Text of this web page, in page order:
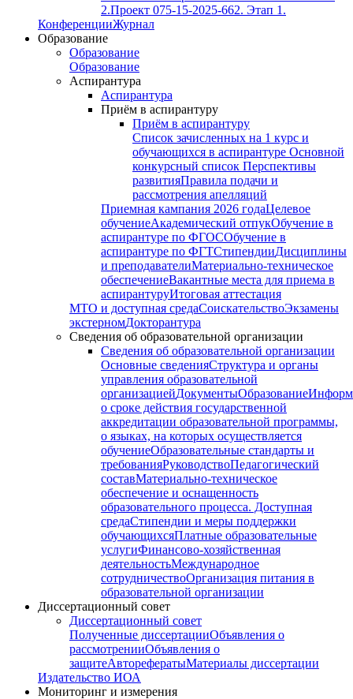
2.Проект 075-15-2025-662. Этап 1.
КонференцииЖурнал
Образование
Образование
Образование
Аспирантура
Аспирантура
Приём в аспирантуру
Приём в аспирантуру
Список зачисленных на 1 курс и
обучающихся в аспирантуре Основной
конкурсный список Перспективы
развитияПравила подачи и
рассмотрения апелляций
Приемная кампания 2026 годаЦелевое
обучениеАкадемический отпукОбучение в
аспирантуре по ФГОСОбучение в
аспирантуре по ФГТСтипендииДисциплины
и преподавателиМатериально-техническое
обеспечениеВакантные места для приема в
аспирантуруИтоговая аттестация
МТО и доступная средаСоискательствоЭкзамены
экстерномДокторантура
Сведения об образовательной организации
Сведения об образовательной организации
Основные сведенияСтруктура и органы
управления образовательной
организациейДокументыОбразование
о сроке действия государственной
аккредитации образовательной программы,
о языках, на которых осуществляется
обучениеОбразовательные стандарты и
требованияРуководствоПедагогический
составМатериально-техническое
обеспечение и оснащенность
образовательного процесса. Доступная
средаСтипендии и меры поддержки
обучающихсяПлатные образовательные
услугиФинансово-хозяйственная
деятельностьМеждународное
сотрудничествоОрганизация питания в
образовательной организации
Диссертационный совет
Диссертационный совет
Полученные диссертацииОбъявления о
рассмотренииОбъявления о
защитеАвторефератыМатериалы диссертации
Издательство ИОА
Мониторинг и измерения